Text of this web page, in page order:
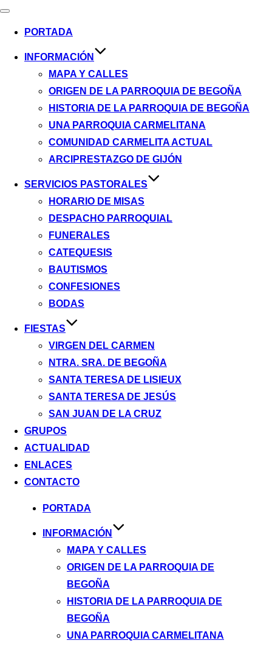
Alternar
PORTADA
INFORMACIÓN
MAPA Y CALLES
ORIGEN DE LA PARROQUIA DE BEGOÑA
HISTORIA DE LA PARROQUIA DE BEGOÑA
UNA PARROQUIA CARMELITANA
COMUNIDAD CARMELITA ACTUAL
ARCIPRESTAZGO DE GIJÓN
SERVICIOS PASTORALES
HORARIO DE MISAS
DESPACHO PARROQUIAL
FUNERALES
CATEQUESIS
BAUTISMOS
CONFESIONES
BODAS
FIESTAS
VIRGEN DEL CARMEN
NTRA. SRA. DE BEGOÑA
SANTA TERESA DE LISIEUX
SANTA TERESA DE JESÚS
SAN JUAN DE LA CRUZ
GRUPOS
ACTUALIDAD
ENLACES
CONTACTO
contenido
PORTADA
INFORMACIÓN
MAPA Y CALLES
ORIGEN DE LA PARROQUIA DE
BEGOÑA
HISTORIA DE LA PARROQUIA DE
BEGOÑA
UNA PARROQUIA CARMELITANA